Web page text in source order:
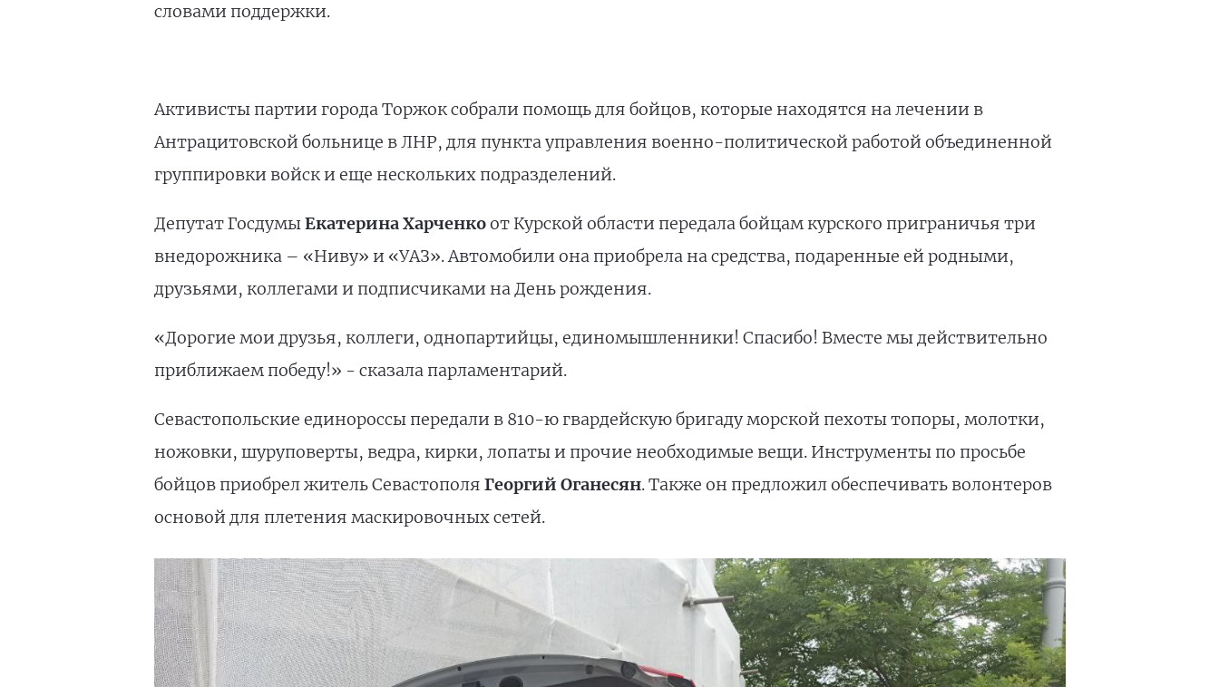
словами поддержки.
Активисты партии города Торжок собрали помощь для бойцов, которые находятся на лечении в
Антрацитовской больнице в ЛНР, для пункта управления военно-политической работой объединенной
группировки войск и еще нескольких подразделений.
Депутат ГосдумыЕкатерина Харченкоот Курской области передала бойцам курского приграничья три
внедорожника – «Ниву» и «УАЗ». Автомобили она приобрела на средства, подаренные ей родными,
друзьями, коллегами и подписчиками на День рождения.
«Дорогие мои друзья, коллеги, однопартийцы, единомышленники! Спасибо! Вместе мы действительно
приближаем победу!» - сказала парламентарий.
Севастопольские единороссы передали в 810-ю гвардейскую бригаду морской пехоты топоры, молотки,
ножовки, шуруповерты, ведра, кирки, лопаты и прочие необходимые вещи. Инструменты по просьбе
бойцов приобрел житель Севастополя Георгий Оганесян. Также он предложил обеспечивать волонтеров
основой для плетения маскировочных сетей.